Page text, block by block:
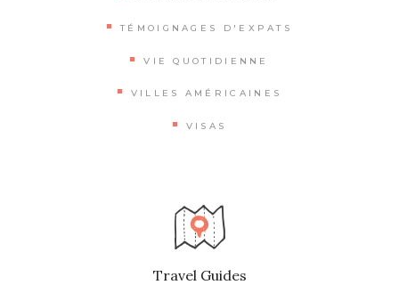
TÉMOIGNAGES D'EXPATS
VIE QUOTIDIENNE
VILLES AMÉRICAINES
VISAS
Travel Guides